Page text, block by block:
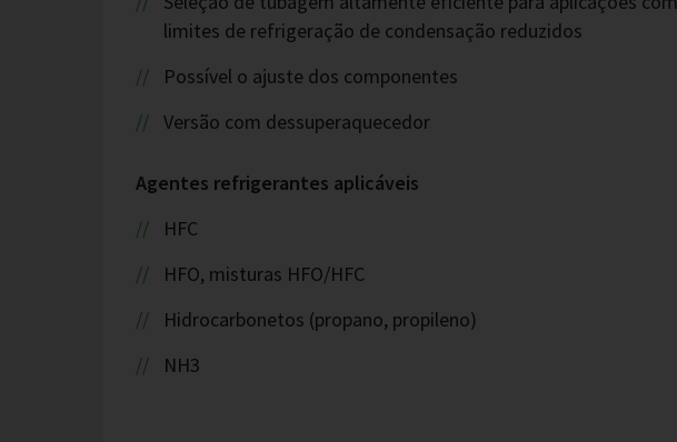
limites de refrigeração de condensação reduzidos
Possível o ajuste dos componentes
Versão com dessuperaquecedor
Agentes refrigerantes aplicáveis
HFC
HFO, misturas HFO/HFC
Hidrocarbonetos (propano, propileno)
NH3